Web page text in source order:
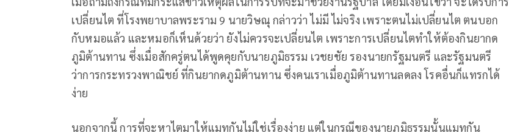
เปลี่ยนไต​ ที่โรงพยาบาลพระราม 9 นายวิษณุ​ กล่าวว่า​ ไม่มี​ ไม่จริง ​เพราะตนไม่เปลี่ยนไต​ ตนบอก
กับหมอแล้ว​ และหมอก็เห็นด้วยว่า ยังไม่ควรจะเปลี่ยนไต เพราะการเปลี่ยนไต​ทำให้ต้องกินยากด
ภูมิ​ต้านทาน​ ซึ่งเมื่อสักครู่ตนได้พูดคุยกับนายภูมิธรรม​ เวช​ย​ชัย​ รองนายก​รัฐมนตรี​ และ​รัฐมนตรี
ว่าการกระทรวงพาณิชย์​ ที่กินยากดภูมิต้านทาน ซึ่งคนเราเมื่อภูมิต้านทานลด​ลง​ โรคอื่นก็แทรกได้
ง่าย​
นอกจากนี้​ การที่จะหาไตมาให้แมทกันไม่ใช่เรื่องง่าย​ แต่ในกรณีของนายภูมิธรรม​นั้นแมทกัน